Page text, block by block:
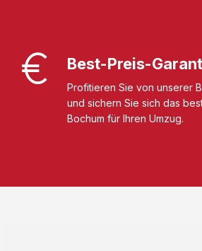
Best-Preis-
Profitieren Sie von unserer
und sichern Sie sich das
Bochum für Ihren Umzug.